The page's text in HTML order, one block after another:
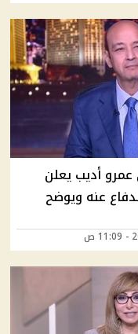
عمرو أديب يعلن
عنه ويوضح